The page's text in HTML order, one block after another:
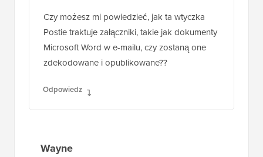
Czy możesz mi powiedzieć, jak ta wtyczka
Postie traktuje załączniki, takie jak dokumenty
Microsoft Word w e-mailu, czy zostaną one
zdekodowane i opublikowane??
Odpowiedz
Wayne